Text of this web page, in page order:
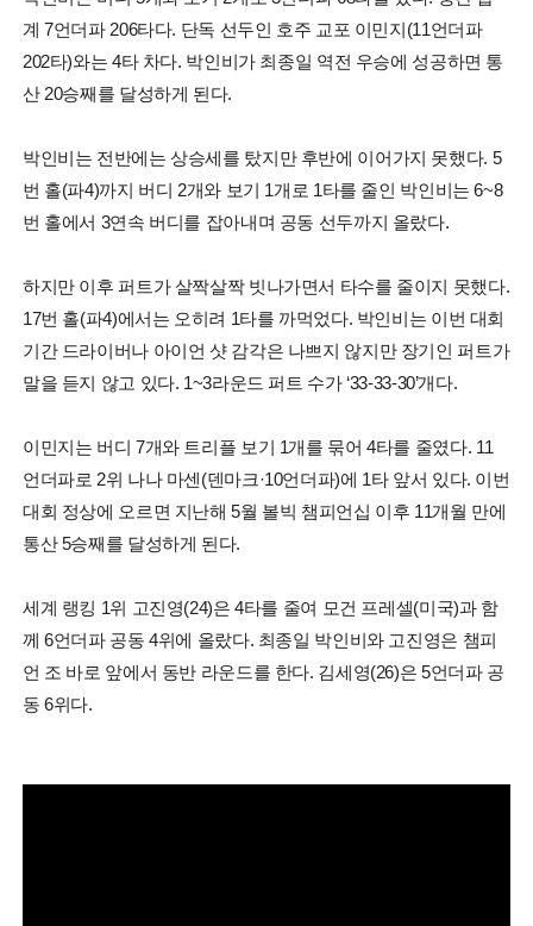
계 7언더파 206타다. 단독 선두인 호주 교포 이민지(11언더파
202타)와는 4타 차다. 박인비가 최종일 역전 우승에 성공하면 통
산 20승째를 달성하게 된다.
박인비는 전반에는 상승세를 탔지만 후반에 이어가지 못했다. 5
번 홀(파4)까지 버디 2개와 보기 1개로 1타를 줄인 박인비는 6~8
번 홀에서 3연속 버디를 잡아내며 공동 선두까지 올랐다.
하지만 이후 퍼트가 살짝살짝 빗나가면서 타수를 줄이지 못했다.
17번 홀(파4)에서는 오히려 1타를 까먹었다. 박인비는 이번 대회
기간 드라이버나 아이언 샷 감각은 나쁘지 않지만 장기인 퍼트가
말을 듣지 않고 있다. 1~3라운드 퍼트 수가 ‘33-33-30’개다.
이민지는 버디 7개와 트리플 보기 1개를 묶어 4타를 줄였다. 11
언더파로 2위 나나 마센(덴마크·10언더파)에 1타 앞서 있다. 이번
대회 정상에 오르면 지난해 5월 볼빅 챔피언십 이후 11개월 만에
통산 5승째를 달성하게 된다.
세계 랭킹 1위 고진영(24)은 4타를 줄여 모건 프레셀(미국)과 함
께 6언더파 공동 4위에 올랐다. 최종일 박인비와 고진영은 챔피
언 조 바로 앞에서 동반 라운드를 한다. 김세영(26)은 5언더파 공
동 6위다.